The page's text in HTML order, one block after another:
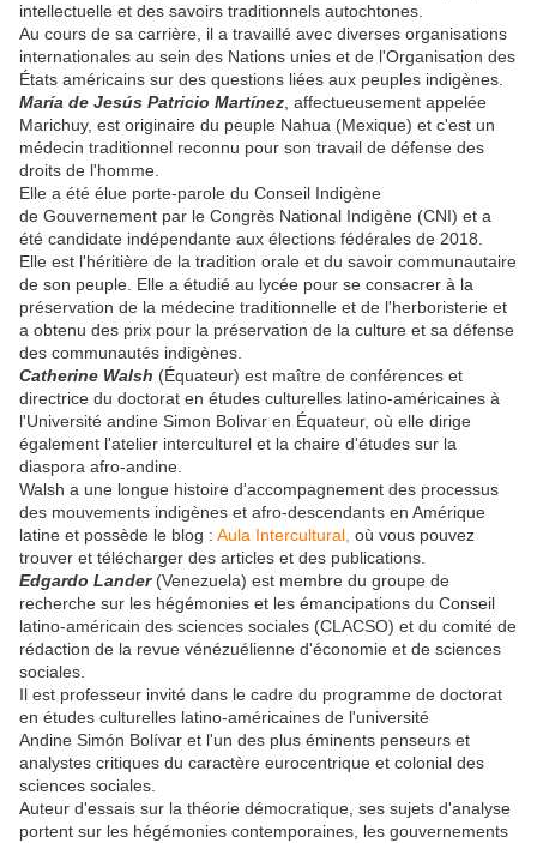
intellectuelle et des savoirs traditionnels autochtones.
Au cours de sa carrière, il a travaillé avec diverses organisations
internationales au sein des Nations unies et de l'Organisation des
États américains sur des questions liées aux peuples indigènes.
María de Jesús Patricio Martínez , affectueusement appelée
Marichuy, est originaire du peuple Nahua (Mexique) et c'est un
médecin traditionnel reconnu pour son travail de défense des
droits de l'homme.
Elle a été élue porte-parole du Conseil Indigène
de Gouvernement par le Congrès National Indigène (CNI) et a
été candidate indépendante aux élections fédérales de 2018.
Elle est l'héritière de la tradition orale et du savoir communautaire
de son peuple. Elle a étudié au lycée pour se consacrer à la
préservation de la médecine traditionnelle et de l'herboristerie et
a obtenu des prix pour la préservation de la culture et sa défense
des communautés indigènes.
Catherine Walsh (Équateur) est maître de conférences et
directrice du doctorat en études culturelles latino-américaines à
l'Université andine Simon Bolivar en Équateur, où elle dirige
également l'atelier interculturel et la chaire d'études sur la
diaspora afro-andine.
Walsh a une longue histoire d'accompagnement des processus
des mouvements indigènes et afro-descendants en Amérique
latine et possède le blog : Aula Intercultural, où vous pouvez
trouver et télécharger des articles et des publications.
Edgardo Lander(Venezuela) est membre du groupe de
recherche sur les hégémonies et les émancipations du Conseil
latino-américain des sciences sociales (CLACSO) et du comité de
rédaction de la revue vénézuélienne d'économie et de sciences
sociales.
Il est professeur invité dans le cadre du programme de doctorat
en études culturelles latino-américaines de l'université
Andine Simón Bolívar et l'un des plus éminents penseurs et
analystes critiques du caractère eurocentrique et colonial des
sciences sociales.
Auteur d'essais sur la théorie démocratique, ses sujets d'analyse
portent sur les hégémonies contemporaines, les gouvernements